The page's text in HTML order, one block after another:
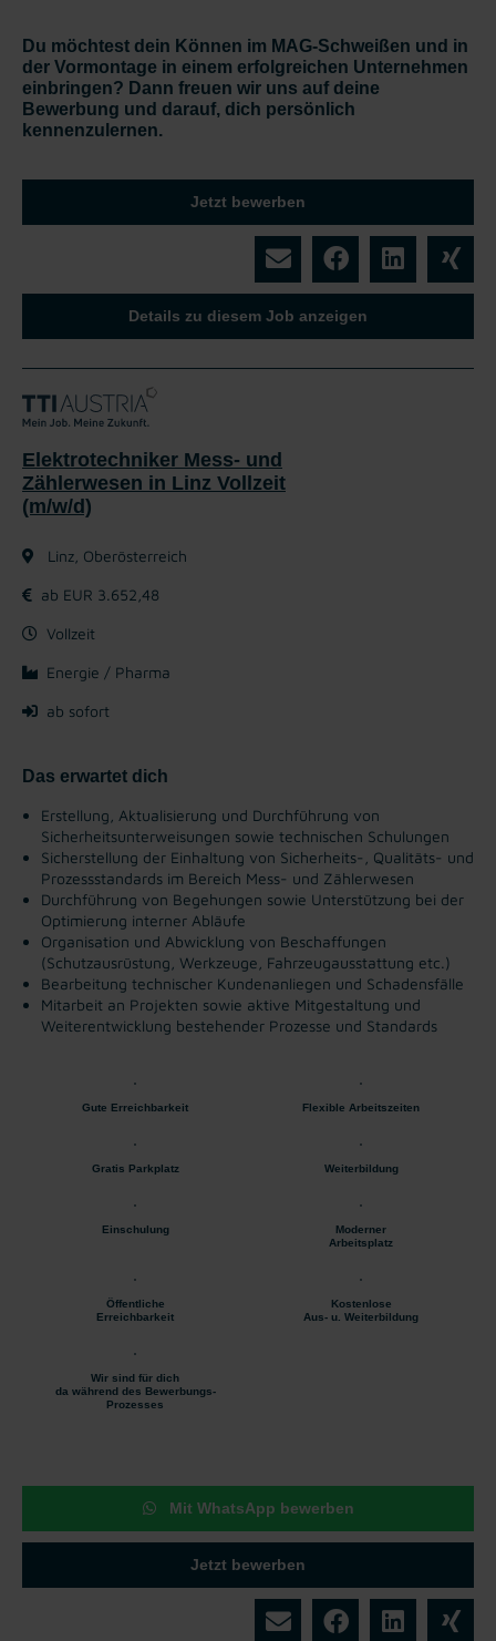
Du möchtest dein Können im MAG-Schweißen und in
der Vormontage in einem erfolgreichen Unternehmen
einbringen? Dann freuen wir uns auf deine
Bewerbung und darauf, dich persönlich
kennenzulernen.
Jetzt bewerben
Details zu diesem Job anzeigen
Elektrotechniker Mess- und
Zählerwesen in Linz Vollzeit
(m/w/d)
Linz, Oberösterreich
ab EUR 3.652,48
Vollzeit
Energie / Pharma
ab sofort
Das erwartet dich
Erstellung, Aktualisierung und Durchführung von
Sicherheitsunterweisungen sowie technischen Schulungen
Sicherstellung der Einhaltung von Sicherheits-, Qualitäts- und
Prozessstandards im Bereich Mess- und Zählerwesen
Durchführung von Begehungen sowie Unterstützung bei der
Optimierung interner Abläufe
Organisation und Abwicklung von Beschaffungen
(Schutzausrüstung, Werkzeuge, Fahrzeugausstattung etc.)
Bearbeitung technischer Kundenanliegen und Schadensfälle
Mitarbeit an Projekten sowie aktive Mitgestaltung und
Weiterentwicklung bestehender Prozesse und Standards
Gute Erreichbarkeit Flexible Arbeitszeiten
Gratis Parkplatz Weiterbildung
Einschulung
Moderner
Arbeitsplatz
Öffentliche
Erreichbarkeit
Kostenlose
Aus- u. Weiterbildung
Wir sind für dich
da während des Bewerbungs-
Prozesses
Mit WhatsApp bewerben
Jetzt bewerben